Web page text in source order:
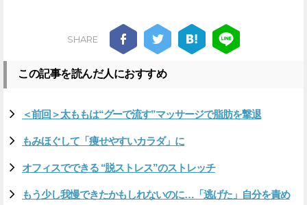
SHARE
この記事を読んだ人におすすめ
＜前回＞太ももは“グーで流す”マッサージで脂肪を撃退
もみほぐして「痩せやすいカラダ」に
オフィスでできる “脱ストレス”のストレッチ
もう少し我慢できたかもしれないのに…「逃げた」自分を責め